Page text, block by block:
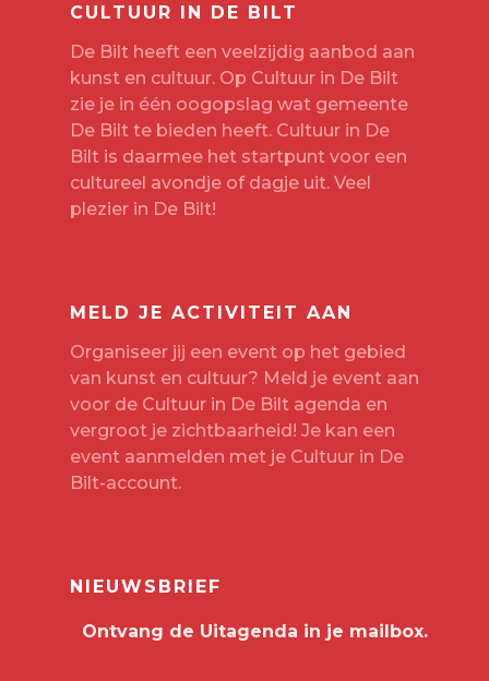
CULTUUR IN DE BILT
De Bilt heeft een veelzijdig aanbod aan
kunst en cultuur. Op Cultuur in De Bilt
zie je in één oogopslag wat gemeente
De Bilt te bieden heeft. Cultuur in De
Bilt is daarmee het startpunt voor een
cultureel avondje of dagje uit. Veel
plezier in De Bilt!
MELD JE ACTIVITEIT AAN
Organiseer jij een event op het gebied
van kunst en cultuur? Meld je event aan
voor de Cultuur in De Bilt agenda en
vergroot je zichtbaarheid! Je kan een
event aanmelden met je Cultuur in De
Bilt-account.
NIEUWSBRIEF